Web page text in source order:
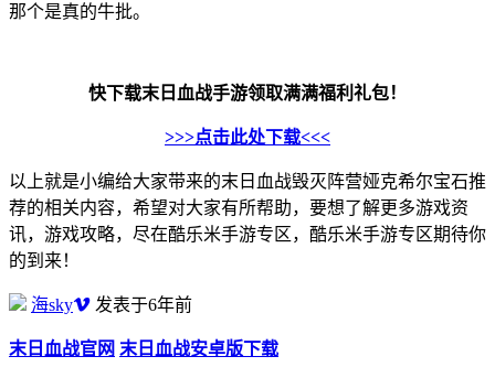
那个是真的牛批。
快下载末日血战手游领取满满福利礼包！
>>>点击此处下载<<<
以上就是小编给大家带来的末日血战毁灭阵营娅克希尔宝石推
荐的相关内容，希望对大家有所帮助，要想了解更多游戏资
讯，游戏攻略，尽在酷乐米手游专区，酷乐米手游专区期待你
的到来！
海sky 发表于6年前
末日血战官网 末日血战安卓版下载